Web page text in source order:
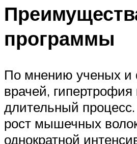
программы
По мнению ученых и
врачей,
длительный
рост мышечных
однократной